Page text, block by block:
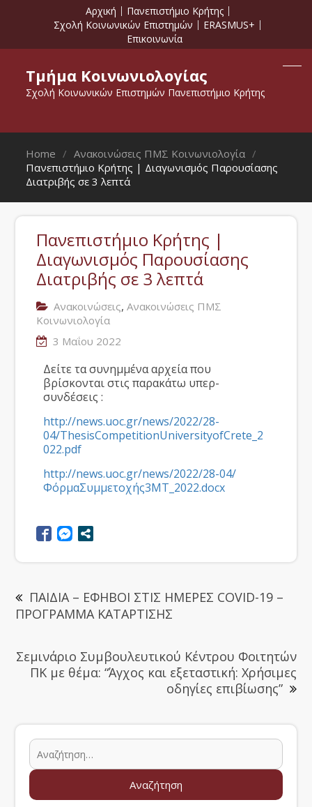
Αρχική
Πανεπιστήμιο Κρήτης
Σχολή Κοινωνικών Επιστημών
ERASMUS+
Επικοινωνία
Τμήμα Κοινωνιολογίας
Σχολή Κοινωνικών Επιστημών Πανεπιστήμιο Κρήτης
Home
Ανακοινώσεις ΠΜΣ Κοινωνιολογία
Πανεπιστήμιο Κρήτης | Διαγωνισμός Παρουσίασης
Διατριβής σε 3 λεπτά
Πανεπιστήμιο Κρήτης |
Διαγωνισμός Παρουσίασης
Διατριβής σε 3 λεπτά
Ανακοινώσεις,Ανακοινώσεις ΠΜΣ
Κοινωνιολογία
3 Μαΐου 2022
Δείτε τα συνημμένα αρχεία που
βρίσκονται στις παρακάτω υπερ-
συνδέσεις :
http://news.uoc.gr/news/2022/28-
04/ThesisCompetitionUniversityofCrete_2
022.pdf
http://news.uoc.gr/news/2022/28-04/
ΦόρμαΣυμμετοχής3MT_2022.docx
ΠΑΙΔΙΑ – ΕΦΗΒΟΙ ΣΤΙΣ ΗΜΕΡΕΣ COVID-19 –
ΠΡΟΓΡΑΜΜΑ ΚΑΤΑΡΤΙΣΗΣ
Σεμινάριο Συμβουλευτικού Κέντρου Φοιτητών
ΠΚ με θέμα: “Άγχος και εξεταστική: Χρήσιμες
οδηγίες επιβίωσης”